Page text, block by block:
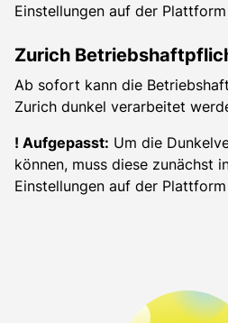
Einstellungen auf der
Zurich
Ab sofort kann die
Zurich dunkel verarbeitet
! Aufgepasst: Um die
können, muss diese zunächst
Einstellungen auf der